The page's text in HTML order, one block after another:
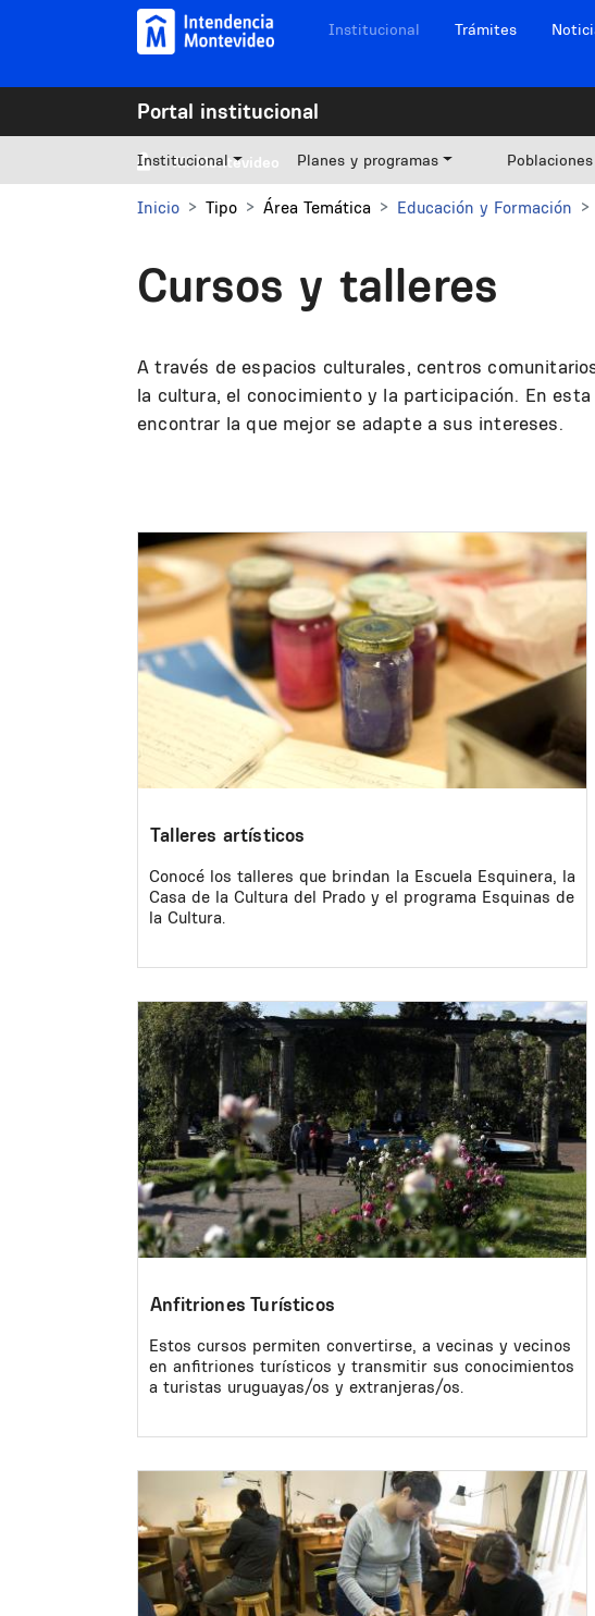
Pasar al contenido principal Navegación sitios
Institucional Trámites
Portal institucional
Mi Montevideo
Institucional Planes y programas Poblaciones
Inicio Tipo Área Temática Educación y Formación
Cursos y talleres
A través de espacios culturales, centros
la cultura, el conocimiento y la participación. En
encontrar la que mejor se adapte a sus intereses.
Image
Talleres artísticos
Conocé los talleres que brindan la Escuela Esquinera, la
Casa de la Cultura del Prado y el programa Esquinas de
la Cultura.
Image
Anfitriones Turísticos
Estos cursos permiten convertirse, a vecinas y vecinos
en anfitriones turísticos y transmitir sus conocimientos
a turistas uruguayas/os y extranjeras/os.